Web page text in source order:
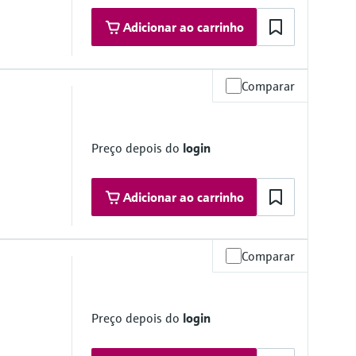
Adicionar ao carrinho
Comparar
Preço depois do login
Adicionar ao carrinho
Comparar
Preço depois do login